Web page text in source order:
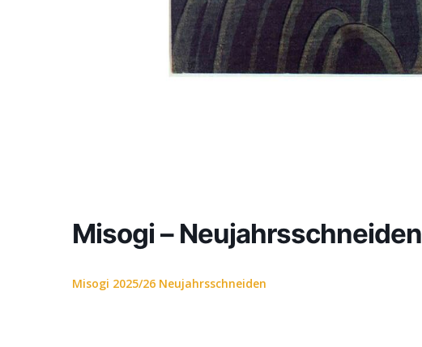
Misogi – Neujahrsschneiden
Misogi 2025/26 Neujahrsschneiden